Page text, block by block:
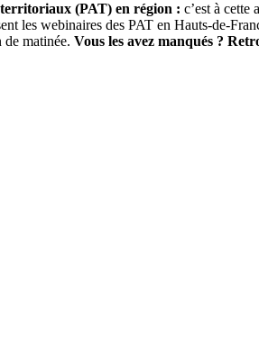
territoriaux (PAT) en région : c’est à cette
les webinaires des PAT en Hauts-de-
matinée. Vous les avez manqués ?